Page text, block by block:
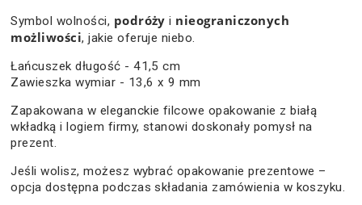
Symbol wolności, podróżyi nieograniczonych
możliwości, jakie oferuje niebo.
Łańcuszek długość - 41,5 cm
Zawieszka wymiar - 13,6 x 9 mm
Zapakowana w eleganckie filcowe opakowanie z białą
wkładką i logiem firmy, stanowi doskonały pomysł na
prezent.
Jeśli wolisz, możesz wybrać opakowanie prezentowe –
opcja dostępna podczas składania zamówienia w koszyku.